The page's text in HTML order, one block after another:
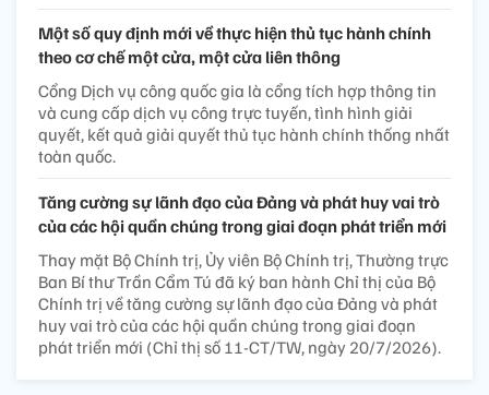
Một số quy định mới về thực hiện thủ tục hành chính
theo cơ chế một cửa, một cửa liên thông
Cổng Dịch vụ công quốc gia là cổng tích hợp thông tin
và cung cấp dịch vụ công trực tuyến, tình hình giải
quyết, kết quả giải quyết thủ tục hành chính thống nhất
toàn quốc.
Tăng cường sự lãnh đạo của Đảng và phát huy vai trò
của các hội quần chúng trong giai đoạn phát triển mới
Thay mặt Bộ Chính trị, Ủy viên Bộ Chính trị, Thường trực
Ban Bí thư Trần Cẩm Tú đã ký ban hành Chỉ thị của Bộ
Chính trị về tăng cường sự lãnh đạo của Đảng và phát
huy vai trò của các hội quần chúng trong giai đoạn
phát triển mới (Chỉ thị số 11-CT/TW, ngày 20/7/2026).